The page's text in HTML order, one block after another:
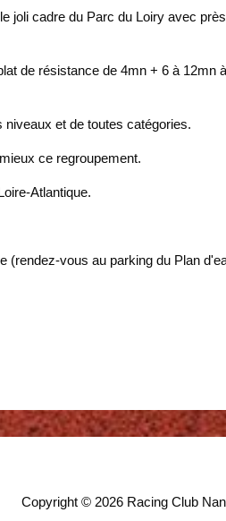
joli cadre du Parc du Loiry avec
de résistance de 4mn + 6 à 12mn
et de toutes catégories.
ce regroupement.
Atlantique.
(rendez-vous au parking du Plan
Copyright © 2026 Racing Club